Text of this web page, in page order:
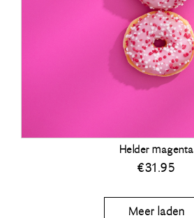
Helder magenta
€31.95
Meer laden